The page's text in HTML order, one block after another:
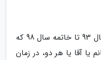
همه مزدوجین کشور از ابتدای سال 93 تا خاتمه سال 98 که
یا آقا یا هر دو، در زمان